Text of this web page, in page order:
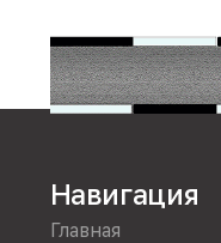
Навигация
Главная